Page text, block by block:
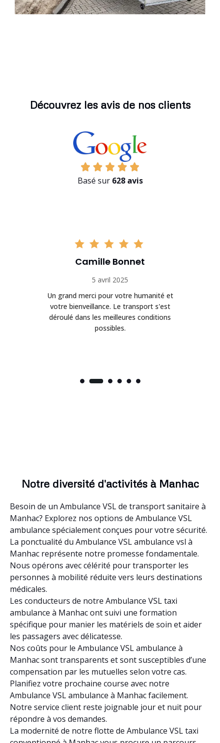
Découvrez les avis de nos clients
Basé sur 628 avis
Camille Bonnet
5 avril 2025
Un grand merci pour votre humanité et
votre bienveillance. Le transport s'est
déroulé dans les meilleures conditions
possibles.
Notre diversité d'activités à Manhac
Besoin de un Ambulance VSL de transport sanitaire à
Manhac? Explorez nos options de Ambulance VSL
ambulance spécialement conçues pour votre sécurité.
La ponctualité du Ambulance VSL ambulance vsl à
Manhac représente notre promesse fondamentale.
Nous opérons avec célérité pour transporter les
personnes à mobilité réduite vers leurs destinations
médicales.
Les conducteurs de notre Ambulance VSL taxi
ambulance à Manhac ont suivi une formation
spécifique pour manier les matériels de soin et aider
les passagers avec délicatesse.
Nos coûts pour le Ambulance VSL ambulance à
Manhac sont transparents et sont susceptibles d’une
compensation par les mutuelles selon votre cas.
Planifiez votre prochaine course avec notre
Ambulance VSL ambulance à Manhac facilement.
Notre service client reste joignable jour et nuit pour
répondre à vos demandes.
La modernité de notre flotte de Ambulance VSL taxi